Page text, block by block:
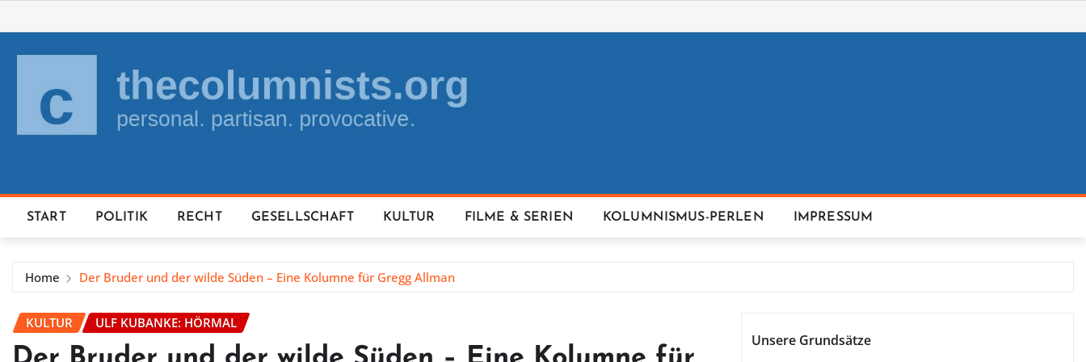
to
content
START POLITIK RECHT GESELLSCHAFT KULTUR FILME & SERIEN KOLUMNISMUS-PERLEN IMPRESSUM
Home Der Bruder und der wilde Süden – Eine Kolumne für Gregg Allman
KULTUR ULF KUBANKE: HÖRMAL
Unsere Grundsätze